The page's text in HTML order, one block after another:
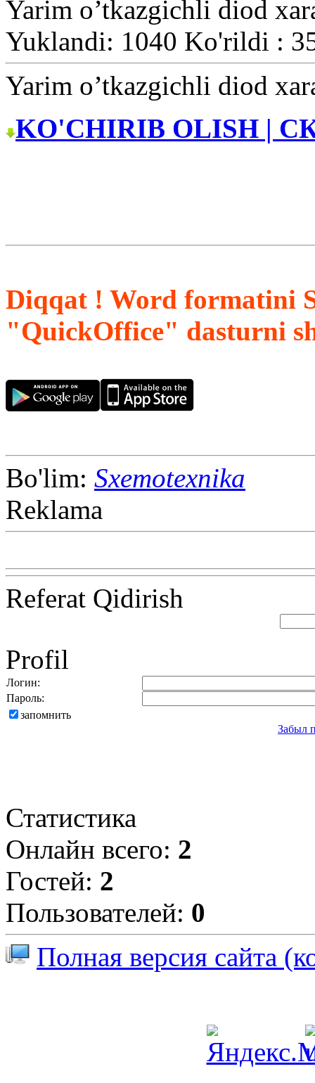
Yarim o’tkazgichli diod
Yuklandi: 1040 Ko'rildi :
Yarim o’tkazgichli diod
KO'CHIRIB OLISH |
Diqqat ! Word formatini
"QuickOffice" dasturni
Bo'lim: Sxemotexnika
Reklama
Referat Qidirish
Profil
Логин:
Пароль:
запомнить
Забыл
Статистика
Онлайн всего: 2
Гостей: 2
Пользователей: 0
Полная версия сайта